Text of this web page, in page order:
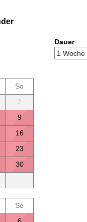
So
2
9
16
23
30
So
Dauer